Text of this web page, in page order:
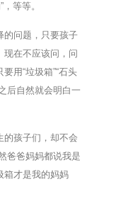
等等。
的问题，只要孩子
现在不应该问，问
用“垃圾箱”“石头
后自然就会明白一
的孩子们，却不会
爸爸妈妈都说我是
箱才是我的妈妈